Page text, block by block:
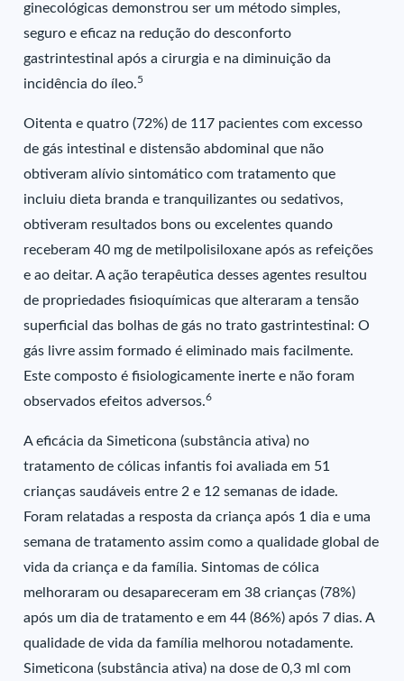
ginecológicas demonstrou ser um método simples,
seguro e eficaz na redução do desconforto
gastrintestinal após a cirurgia e na diminuição da
incidência do íleo.5
Oitenta e quatro (72%) de 117 pacientes com excesso
de gás intestinal e distensão abdominal que não
obtiveram alívio sintomático com tratamento que
incluiu dieta branda e tranquilizantes ou sedativos,
obtiveram resultados bons ou excelentes quando
receberam 40 mg de metilpolisiloxane após as refeições
e ao deitar. A ação terapêutica desses agentes resultou
de propriedades fisioquímicas que alteraram a tensão
superficial das bolhas de gás no trato gastrintestinal: O
gás livre assim formado é eliminado mais facilmente.
Este composto é fisiologicamente inerte e não foram
observados efeitos adversos.6
A eficácia da Simeticona (substância ativa) no
tratamento de cólicas infantis foi avaliada em 51
crianças saudáveis entre 2 e 12 semanas de idade.
Foram relatadas a resposta da criança após 1 dia e uma
semana de tratamento assim como a qualidade global de
vida da criança e da família. Sintomas de cólica
melhoraram ou desapareceram em 38 crianças (78%)
após um dia de tratamento e em 44 (86%) após 7 dias. A
qualidade de vida da família melhorou notadamente.
Simeticona (substância ativa) na dose de 0,3 ml com